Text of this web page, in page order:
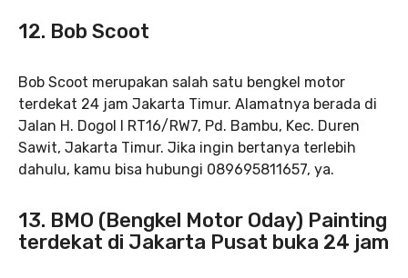
12. Bob Scoot
Bob Scoot merupakan salah satu bengkel motor
terdekat 24 jam Jakarta Timur. Alamatnya berada di
Jalan H. Dogol I RT16/RW7, Pd. Bambu, Kec. Duren
Sawit, Jakarta Timur. Jika ingin bertanya terlebih
dahulu, kamu bisa hubungi 089695811657, ya.
13. BMO (Bengkel Motor Oday) Painting
terdekat di Jakarta Pusat buka 24 jam